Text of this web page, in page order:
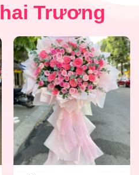
Trương